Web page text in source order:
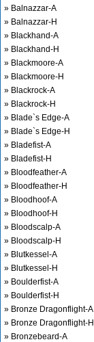
» Balnazzar-A
» Balnazzar-H
» Blackhand-A
» Blackhand-H
» Blackmoore-A
» Blackmoore-H
» Blackrock-A
» Blackrock-H
» Blade`s Edge-A
» Blade`s Edge-H
» Bladefist-A
» Bladefist-H
» Bloodfeather-A
» Bloodfeather-H
» Bloodhoof-A
» Bloodhoof-H
» Bloodscalp-A
» Bloodscalp-H
» Blutkessel-A
» Blutkessel-H
» Boulderfist-A
» Boulderfist-H
» Bronze Dragonflight-A
» Bronze Dragonflight-H
» Bronzebeard-A